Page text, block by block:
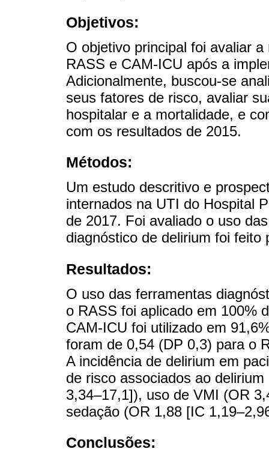
Objetivos:
O objetivo principal foi avaliar
RASS e CAM-ICU após a
Adicionalmente, buscou-se
seus fatores de risco, avaliar
hospitalar e a mortalidade, e
com os resultados de 2015.
Métodos:
Um estudo descritivo e
internados na UTI do Hospital
de 2017. Foi avaliado o uso
diagnóstico de delirium foi
Resultados:
O uso das ferramentas
o RASS foi aplicado em 100%
CAM-ICU foi utilizado em
foram de 0,54 (DP 0,3) para o
A incidência de delirium em
de risco associados ao
3,34–17,1]), uso de VMI (OR
sedação (OR 1,88 [IC
Conclusões: